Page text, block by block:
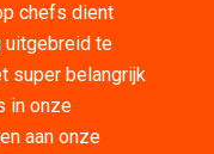
chefs dient
uitgebreid te
super belangrijk
in onze
aan onze